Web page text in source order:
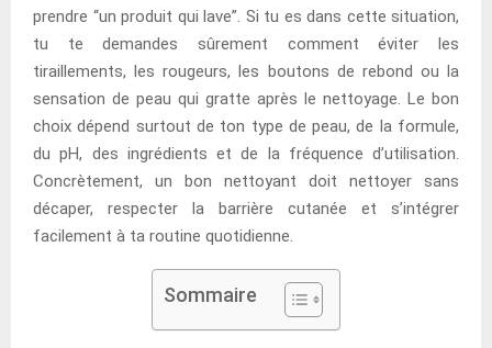
prendre “un produit qui lave”. Si tu es dans cette situation,
tu te demandes sûrement comment éviter les
tiraillements, les rougeurs, les boutons de rebond ou la
sensation de peau qui gratte après le nettoyage. Le bon
choix dépend surtout de ton type de peau, de la formule,
du pH, des ingrédients et de la fréquence d’utilisation.
Concrètement, un bon nettoyant doit nettoyer sans
décaper, respecter la barrière cutanée et s’intégrer
facilement à ta routine quotidienne.
Sommaire